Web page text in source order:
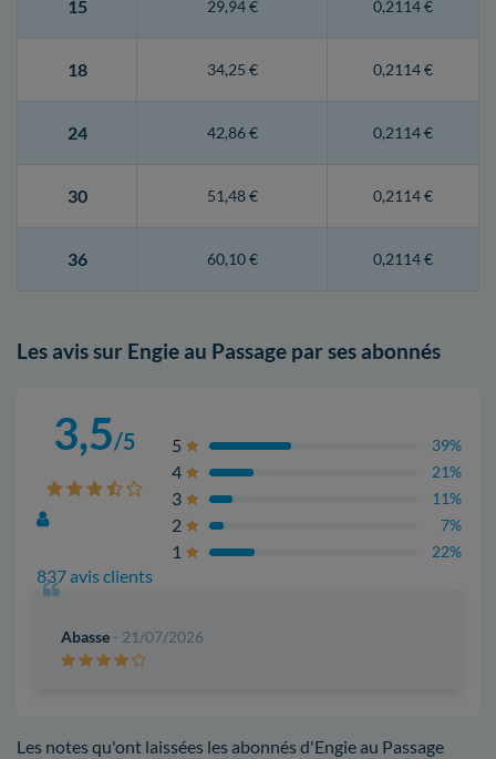
15 29,94 € 0,2114 €
18 34,25 € 0,2114 €
24 42,86 € 0,2114 €
30 51,48 € 0,2114 €
36 60,10 € 0,2114 €
Les avis sur Engie au Passage par ses abonnés
3,5/5
837 avis clients
5 39%
4 21%
3 11%
2 7%
1 22%
Abasse - 21/07/2026
Les notes qu'ont laissées les abonnés d'Engie au Passage